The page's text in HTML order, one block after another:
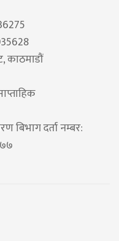
काठमाडौं
बिभाग दर्ता नम्बर: